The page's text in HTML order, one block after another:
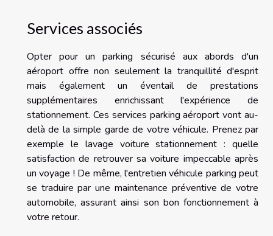
Services associés
Opter pour un parking sécurisé aux abords d'un
aéroport offre non seulement la tranquillité d'esprit
mais également un éventail de prestations
supplémentaires enrichissant l'expérience de
stationnement. Ces services parking aéroport vont au-
delà de la simple garde de votre véhicule. Prenez par
exemple le lavage voiture stationnement : quelle
satisfaction de retrouver sa voiture impeccable après
un voyage ! De même, l'entretien véhicule parking peut
se traduire par une maintenance préventive de votre
automobile, assurant ainsi son bon fonctionnement à
votre retour.